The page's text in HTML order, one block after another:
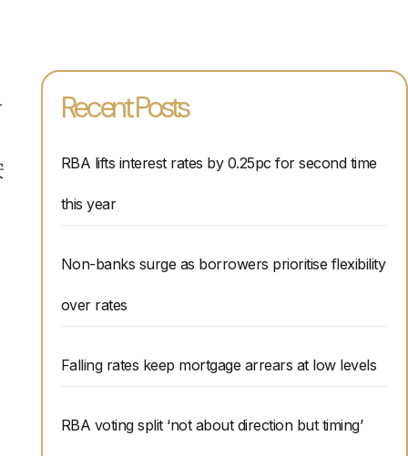
Recent Posts
RBA lifts interest rates by 0.25pc for second time
this year
Non-banks surge as borrowers prioritise flexibility
over rates
Falling rates keep mortgage arrears at low levels
RBA voting split ‘not about direction but timing’